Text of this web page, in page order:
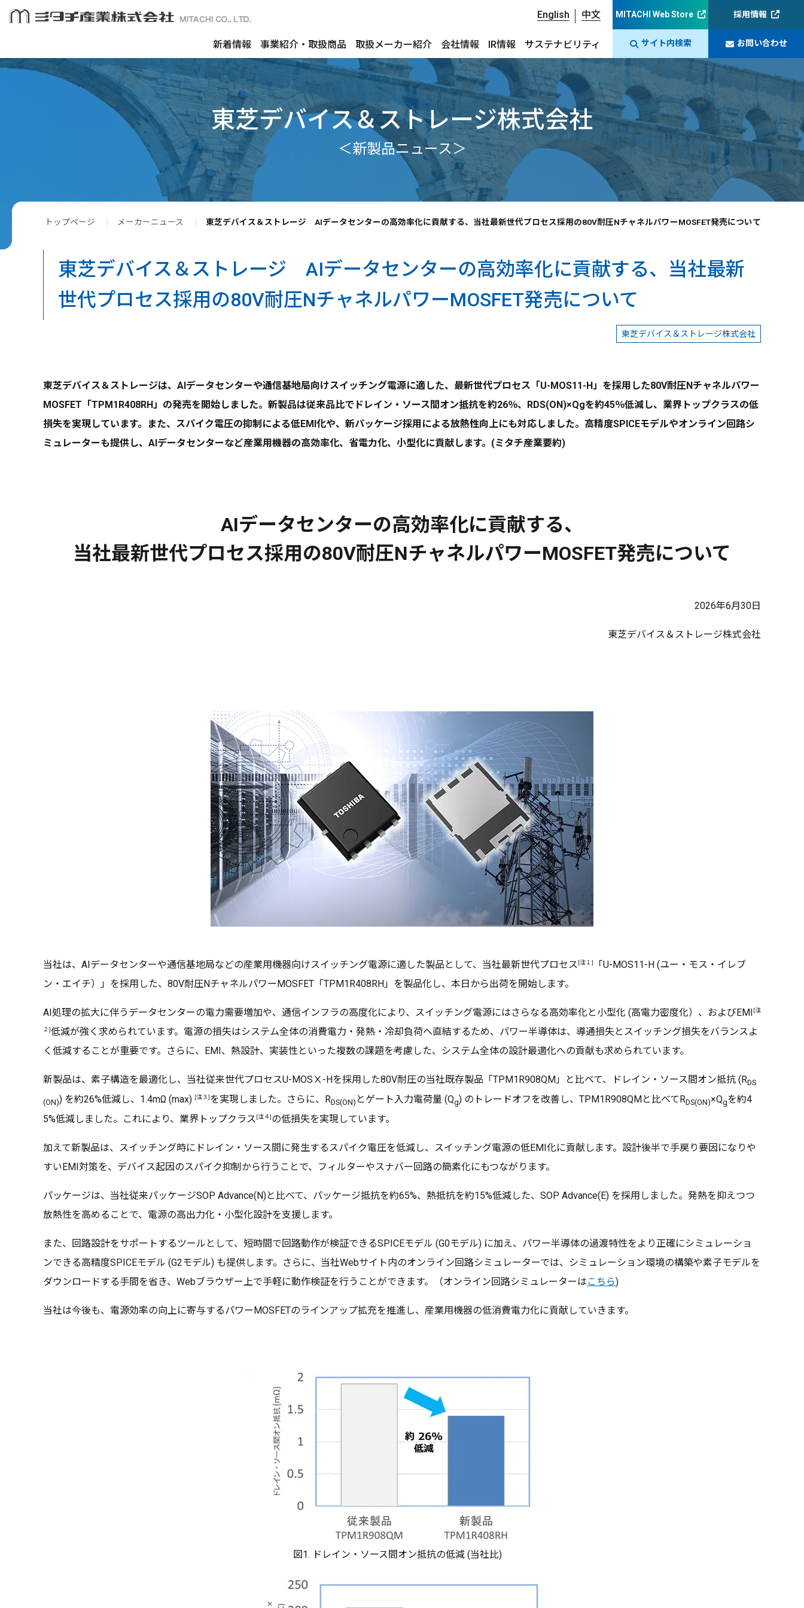
English 中文
新着情報 事業紹介・取扱商品 取扱メーカー紹介 会社情報 IR情報 サステナビリティ
MITACHI Web Store 採用情報
サイト内検索 お問い合わせ
東芝デバイス＆ストレージ株式会社
＜新製品ニュース＞
トップページ メーカーニュース 東芝デバイス＆ストレージ AIデータセンターの高効率化に貢献する、当社最新世代プロセス採用の80V耐圧NチャネルパワーMOSFET発売について
東芝デバイス＆ストレージ AIデータセンターの高効率化に貢献する、当社最新
世代プロセス採用の80V耐圧NチャネルパワーMOSFET発売について
東芝デバイス＆ストレージ株式会社
東芝デバイス＆ストレージは、AIデータセンターや通信基地局向けスイッチング電源に適した、最新世代プロセス「U-MOS11-H」を採用した80V耐圧Nチャネルパワー
MOSFET「TPM1R408RH」の発売を開始しました。新製品は従来品比でドレイン・ソース間オン抵抗を約26％、RDS(ON)×Qgを約45％低減し、業界トップクラスの低
損失を実現しています。また、スパイク電圧の抑制による低EMI化や、新パッケージ採用による放熱性向上にも対応しました。高精度SPICEモデルやオンライン回路シ
ミュレーターも提供し、AIデータセンターなど産業用機器の高効率化、省電力化、小型化に貢献します。(ミタチ産業要約)
AIデータセンターの高効率化に貢献する、
当社最新世代プロセス採用の80V耐圧NチャネルパワーMOSFET発売について
2026年6月30日
東芝デバイス＆ストレージ株式会社
当社は、AIデータセンターや通信基地局などの産業用機器向けスイッチング電源に適した製品として、当社最新世代プロセス[注１]
「U-MOS11-H (ユー・モス・イレブ
ン・エイチ）」を採用した、80V耐圧NチャネルパワーMOSFET「TPM1R408RH」を製品化し、本日から出荷を開始します。
AI処理の拡大に伴うデータセンターの電力需要増加や、通信インフラの高度化により、スイッチング電源にはさらなる高効率化と小型化 (高電力密度化）、およびEMI[注
２]低減が強く求められています。電源の損失はシステム全体の消費電力・発熱・冷却負荷へ直結するため、パワー半導体は、導通損失とスイッチング損失をバランスよ
く低減することが重要です。さらに、EMI、熱設計、実装性といった複数の課題を考慮した、システム全体の設計最適化への貢献も求められています。
新製品は、素子構造を最適化し、当社従来世代プロセスU-MOSⅩ-Hを採用した80V耐圧の当社既存製品「TPM1R908QM」と比べて、ドレイン・ソース間オン抵抗 (RDS
(ON)) を約26%低減し、1.4mΩ (max) [注３]を実現しました。さらに、RDS(ON) とゲート入力電荷量 (Qg) のトレードオフを改善し、TPM1R908QMと比べてRDS(ON)×Qgを約4
5%低減しました。これにより、業界トップクラス[注４]の低損失を実現しています。
加えて新製品は、スイッチング時にドレイン・ソース間に発生するスパイク電圧を低減し、スイッチング電源の低EMI化に貢献します。設計後半で手戻り要因になりや
すいEMI対策を、デバイス起因のスパイク抑制から行うことで、フィルターやスナバー回路の簡素化にもつながります。
パッケージは、当社従来パッケージSOP Advance(N)と比べて、パッケージ抵抗を約65%、熱抵抗を約15%低減した、SOP Advance(E) を採用しました。発熱を抑えつつ
放熱性を高めることで、電源の高出力化・小型化設計を支援します。
また、回路設計をサポートするツールとして、短時間で回路動作が検証できるSPICEモデル (G0モデル) に加え、パワー半導体の過渡特性をより正確にシミュレーショ
ンできる高精度SPICEモデル (G2モデル) も提供します。さらに、当社Webサイト内のオンライン回路シミュレーターでは、シミュレーション環境の構築や素子モデルを
ダウンロードする手間を省き、Webブラウザー上で手軽に動作検証を行うことができます。（オンライン回路シミュレーターはこちら)
当社は今後も、電源効率の向上に寄与するパワーMOSFETのラインアップ拡充を推進し、産業用機器の低消費電力化に貢献していきます。
図1. ドレイン・ソース間オン抵抗の低減 (当社比)